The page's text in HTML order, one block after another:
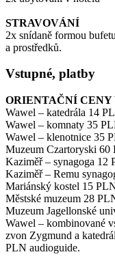
STRAVOVÁNÍ
2x snídaně formou
a prostředků.
Vstupné, platby
ORIENTAČNÍ CENY
Wawel – katedrála 14
Wawel – komnaty 35
Wawel – klenotnice 35
Muzeum Czartoryski 60
Kaziměř – synagoga 12
Kaziměř – Remu
Mariánský kostel 15
Městské muzeum 28
Muzeum Jagellonské
Wawel – kombinované
zvon Zygmund a
PLN audioguide.